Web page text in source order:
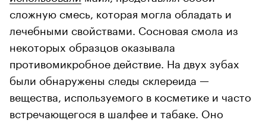
сложную смесь, которая могла обладать и
лечебными свойствами. Сосновая смола из
некоторых образцов оказывала
противомикробное действие. На двух зубах
были обнаружены следы склереида —
вещества, используемого в косметике и часто
встречающегося в шалфее и табаке. Оно